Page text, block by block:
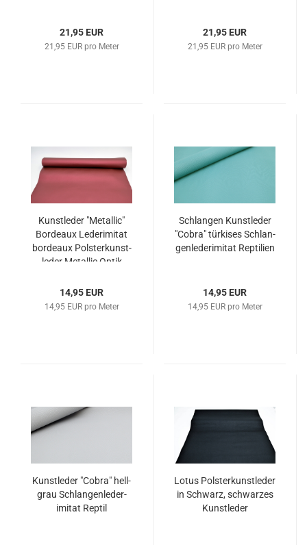
21,95 EUR
21,95 EUR pro Meter
21,95 EUR
21,95 EUR pro Meter
Kunst­le­der "Me­tal­lic"
Bor­deaux Le­der­imi­tat
bor­deaux Pols­ter­kunst­
le­der Me­tal­lic Optik
14,95 EUR
14,95 EUR pro Meter
Schlan­gen Kunst­le­der
"Cobra" tür­ki­ses Schlan­
gen­le­der­imi­tat Rep­ti­li­en
14,95 EUR
14,95 EUR pro Meter
Kunst­le­der "Cobra" hell­
grau Schlan­gen­le­der­
imi­tat Rep­til
Lotus Pols­ter­kunst­le­der
in Schwarz, schwar­zes
Kunst­le­der